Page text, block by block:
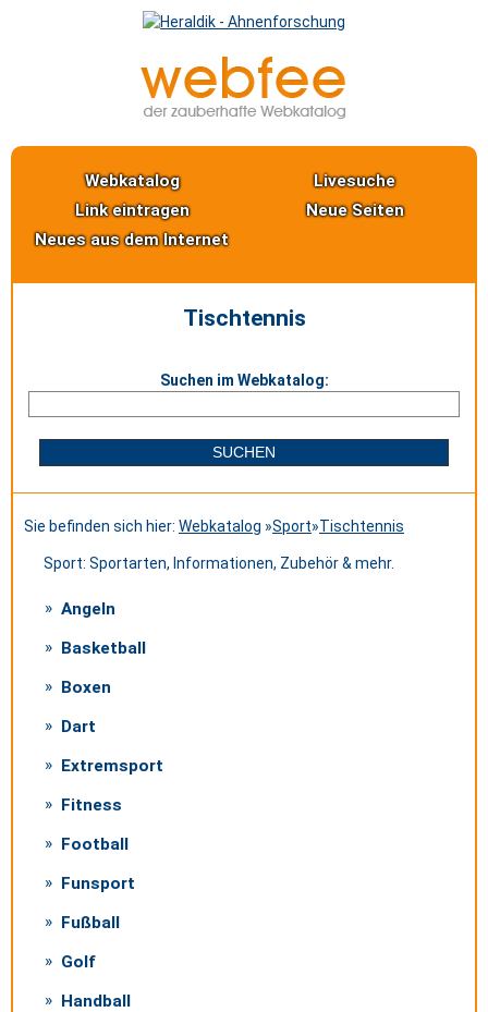
Webkatalog
Livesuche
Link eintragen
Neue Seiten
Neues aus dem Internet
Tischtennis
Suchen im Webkatalog:
Sie befinden sich hier: Webkatalog »Sport»Tischtennis
Sport: Sportarten, Informationen, Zubehör & mehr.
Angeln
Basketball
Boxen
Dart
Extremsport
Fitness
Football
Funsport
Fußball
Golf
Handball